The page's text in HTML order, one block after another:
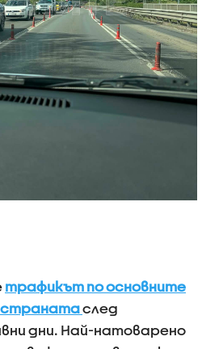
трафикът по основните
странатаслед
дни. Най-натоварено